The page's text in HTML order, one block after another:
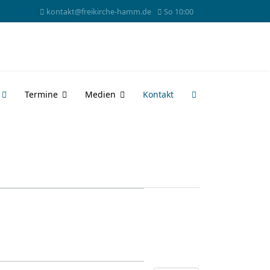
kontakt@freikirche-hamm.de So 10:00
Termine Medien Kontakt